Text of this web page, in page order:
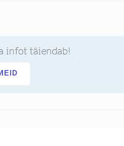
infot täiendab!